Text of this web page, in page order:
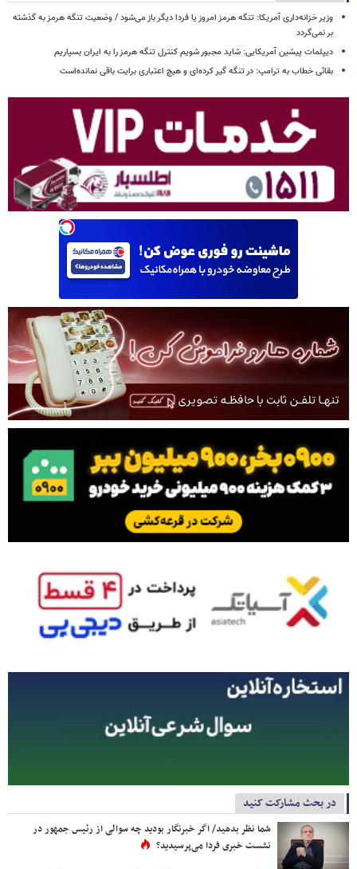
وزیر خزانه‌داری آمریکا: تنگه هرمز امروز یا فردا دیگر باز می‌شود / وضعیت تنگه هرمز به گذشته
بر نمی‌گردد
دیپلمات پیشین آمریکایی: شاید مجبور شویم کنترل تنگه هرمز را به ایران بسپاریم
بقائی خطاب به ترامپ: در تنگه گیر کرده‌ای و هیچ اعتباری برایت باقی نمانده‌است
در بحث مشارکت کنید
شما نظر بدهید/ اگر خبرنگار بودید چه سوالی از رئیس جمهور در
نشست خبری فردا می‌پرسیدید؟